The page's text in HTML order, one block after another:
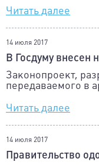
Читать далее
14 июля 2017
В Госдуму внесен
Законопроект,
передаваемого в
Читать далее
14 июля 2017
Правительство